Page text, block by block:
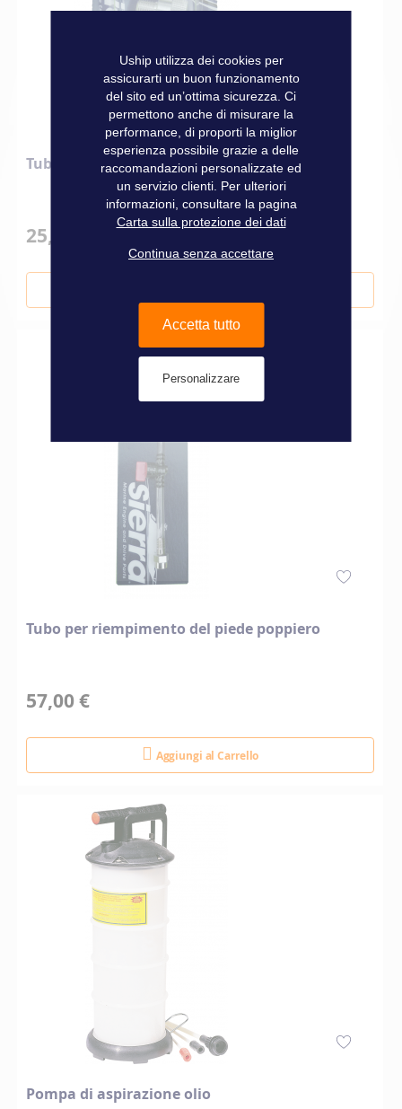
Tubo per riempimento del piede poppiero
25,90 €
Tubo per riempimento del piede poppiero
57,00 €
Aggiungi al Carrello
Pompa di aspirazione olio
Uship utilizza dei cookies per
assicurarti un buon funzionamento
del sito ed un’ottima sicurezza. Ci
permettono anche di misurare la
performance, di proporti la miglior
esperienza possibile grazie a delle
raccomandazioni personalizzate ed
un servizio clienti. Per ulteriori
informazioni, consultare la pagina
Carta sulla protezione dei dati
Continua senza accettare
Accetta tutto
Personalizzare